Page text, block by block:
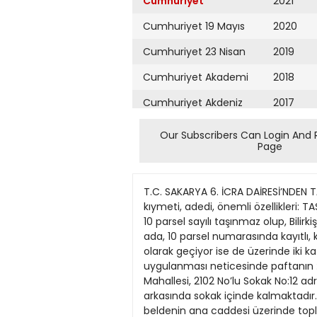
Cumhuriyet 19 Mayıs
Cumhuriyet 23 Nisan
Cumhuriyet Akademi
Cumhuriyet Akdeniz
Cumhuriyet Alışveriş
Cumhuriyet Ankara
Cumhuriyet Büyük
Taaruz
Cumhuriyet
Cumartesi
Cumhuriyet Çevre
2020
2019
2018
2017
2016
2015
2013
2012
2011
2010
2009
Our Subscribers Can Login And
Page
T.C. SAKARYA 6. İCRA DAİRESİ’NDEN TAŞINMAZIN AÇIK ARTIRMA İLANI 2012/6916 ESAS Satılmasına karar verilen taşınmazın cinsi, niteliği, kıymeti, adedi, önemli özellikleri: TAŞINMAZIN ÖZELLİKLERİ: Sakarya İli Serdivan ilçesi, Cumhuriyet Mah.13 cilt, 1222 sayfada kayıtlı, 1908 ada, 10 parsel sayılı taşınmaz olup, Bilirkişi Raporuna göre; Sakarya ili, Serdivan ilçesi, Cumhuriyet Mahallesi hudutlarında kain; tapunun 1908 ada, 10 parsel numarasında kayıtlı, kayden “arsa” vasıflı taşınmazdan ibarettir. Ancak taşınmazın vasfı tapu kaydında her ne kadar arsa olarak geçiyor ise de üzerinde iki katlı bir bina bulunmaktadır. Parselin alanı 451.20 m2’dir. Bu taşınmaza ait Kadastro paftasının mahalde uygulanması neticesinde paftanın zemine uyduğu ve taşınmazın doğru yer olduğu belirlenmiştir. Taşınmaz Kazımpaşa Cumhuriyet Mahallesi, 2102 No’lu Sokak No:12 adresinde yer almaktadır. Konum olarak Kazımpaşa beldesi çekirdek meydanının 200 m. kuzey arkasında sokak içinde kalmaktadır. Etrafı sık olmayan konutlar şeklinde yapılaşmıştır. İşyerleri taşınmazın 200 m. güneyinden geçen beldenin ana caddesi üzerinde toplanmıştır. Topoğrafik olarak düz bir arazide yer almakta, tüm altyapı ve belediye hizmetlerinden de faydalanmaktadır. Güneyinden 10.00 m’lik, batısından 7.00 m’lik mevcut imar yollarına cepheli köşebaşı bir taşınmazdır. Diğer cephelerinde komşu parseller vardır. Yerleşim alanı dahilinde ve ana caddeye çok yakın olduğundan ulaşım imkânları iyidir. Mevcut imar durumuna göre taşınmazın imar planlarında Konut Alanı olarak ayrılan sahada kaldığı, TAKS=0.30, KAKS=0.60 ve Hmax=7.00 mt. şartlarını sağlayacak şekilde ayrık nizamda iki katlı (A2) yapı iznine tabi olduğu bildirilmiştir. Sayılan özelliklerinin yanı sıra büyüklüğü, konumu, geometrik şekli, ana caddeye mesafesi, etrafı ve yakın çevresinde benzeri taşınmazlara olan talep, emlak alımsatım rayiçleri vs. hususlar da göz önüne alındığında 1 m2’sinin zemin değeri 350. TL’dir. Buna göre parselin toplam zemin değeri: 451.20 m2 x 350. TL/m2 = 157.920. TL’dir. Parsel üzerindeki yapı iki katlı ve betonarme olarak inşa edilmiştir. Dış cepheleri sıvalı ve boyalı, üzerinde ahşap çatı mevcut ve kiremit örtülüdür. Mahalde dubleks mesken amaçlı kullanılan yapı alt kat girişte bir antrekoridor ile bir salon, bir oda, mutfak, lavabowc; antredeki ahşap kaplı merdiven ile çıkılan üst katta da üç oda ve bir banyodan ibarettir. Ayrıca alt katta iki, üst katta bir balkon bulunmaktadır. Meskende tüm zeminler ahşap laminat parke, ıslak mekân zeminleri seramik kaplı, duvar ve tavanlar sıvalı ve boyalı, iç kapılar ahşap kaplama, dış pencereler